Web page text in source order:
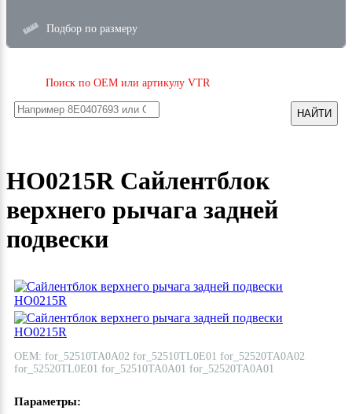
Подбор по размеру
Поиск по OEM или артикулу VTR
НАЙТИ
HO0215R Сайлентблок
верхнего рычага задней
подвески
ОЕМ: for_52510TA0A02 for_52510TL0E01 for_52520TA0A02
for_52520TL0E01 for_52510TA0A01 for_52520TA0A01
Параметры: